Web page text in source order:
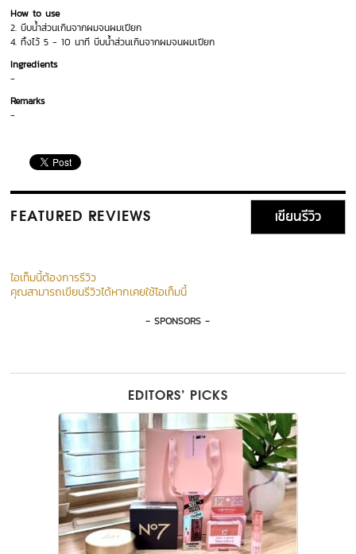
How to use
2. บีบน้ำส่วนเกินจากผมจนผมเปียก
4. ทิ้งไว้ 5 - 10 นาที บีบน้ำส่วนเกินจากผมจนผมเปียก
Ingredients
-
Remarks
-
FEATURED REVIEWS เขียนรีวิว
ไอเท็มนี้ต้องการรีวิว
คุณสามารถเขียนรีวิวได้หากเคยใช้ไอเท็มนี้
- SPONSORS -
EDITORS’ PICKS